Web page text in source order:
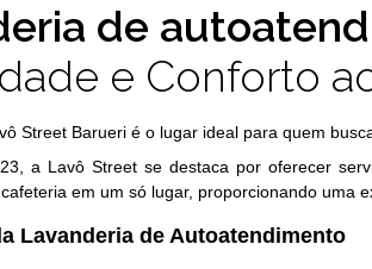
de
e Conforto
Street Barueri é o lugar ideal para quem
a Lavô Street se destaca por oferecer
em um só lugar, proporcionando uma
Lavanderia de Autoatendimento